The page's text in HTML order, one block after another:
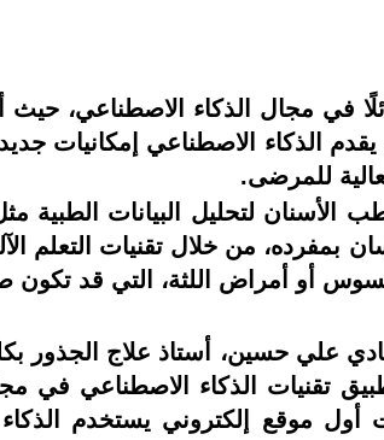
في مجال الذكاء الاصطناعي،
الذكاء الاصطناعي إمكانيات
للمرضى.
لتحليل البيانات الطبية
بمفرده، من خلال تقنيات التعلم
أو أمراض اللثة، التي قد تكون
علي حسين، أستاذ علاج
تقنيات الذكاء الاصطناعي في
موقع إلكتروني يستخدم